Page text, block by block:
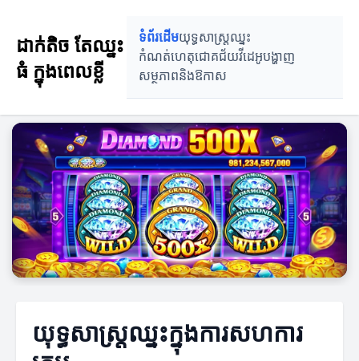
ដាក់តិច តែឈ្នះ
ធំ ក្នុងពេលខ្លី
ទំព័រដើមយុទ្ធសាស្រ្តឈ្នះ
កំណត់ហេតុជោគជ័យវីដេអូបង្ហាញ
សម្ថភាពនិងឱកាស
យុទ្ធសាស្រ្តឈ្នះក្នុងការសហការ​